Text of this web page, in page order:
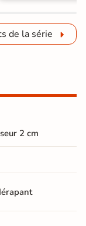
de la série
2 cm